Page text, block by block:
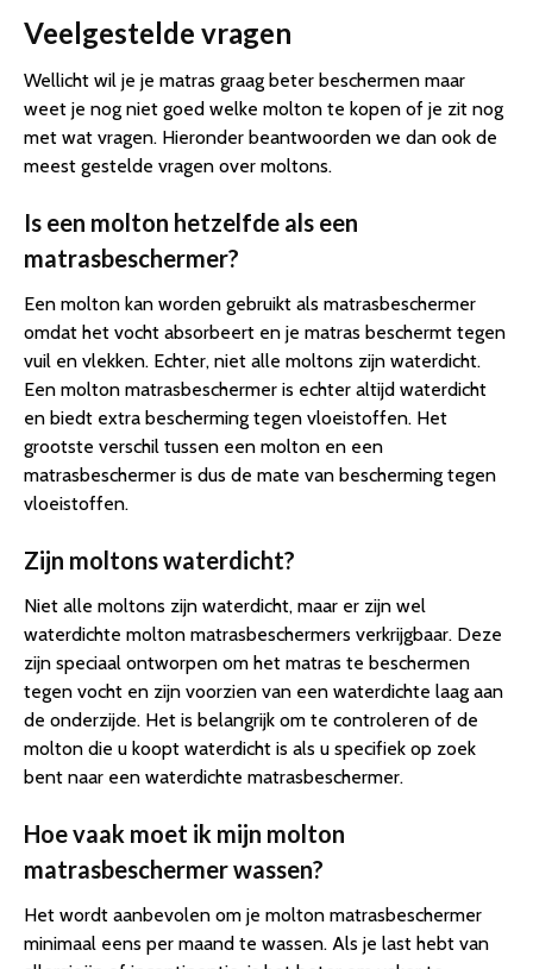
Veelgestelde vragen
Wellicht wil je je matras graag beter beschermen maar
weet je nog niet goed welke molton te kopen of je zit nog
met wat vragen. Hieronder beantwoorden we dan ook de
meest gestelde vragen over moltons.
Is een molton hetzelfde als een
matrasbeschermer?
Een molton kan worden gebruikt als matrasbeschermer
omdat het vocht absorbeert en je matras beschermt tegen
vuil en vlekken. Echter, niet alle moltons zijn waterdicht.
Een molton matrasbeschermer is echter altijd waterdicht
en biedt extra bescherming tegen vloeistoffen. Het
grootste verschil tussen een molton en een
matrasbeschermer is dus de mate van bescherming tegen
vloeistoffen.
Zijn moltons waterdicht?
Niet alle moltons zijn waterdicht, maar er zijn wel
waterdichte molton matrasbeschermers verkrijgbaar. Deze
zijn speciaal ontworpen om het matras te beschermen
tegen vocht en zijn voorzien van een waterdichte laag aan
de onderzijde. Het is belangrijk om te controleren of de
molton die u koopt waterdicht is als u specifiek op zoek
bent naar een waterdichte matrasbeschermer.
Hoe vaak moet ik mijn molton
matrasbeschermer wassen?
Het wordt aanbevolen om je molton matrasbeschermer
minimaal eens per maand te wassen. Als je last hebt van